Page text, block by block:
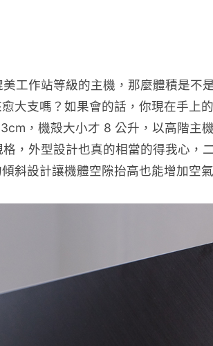
工作站等級的主機，那麼體積是不
大支嗎？如果會的話，你現在手
，機殻大小才 8 公升，以高階主
，外型設計也真的相當的得我心，
斜設計讓機體空隙抬高也能增加空